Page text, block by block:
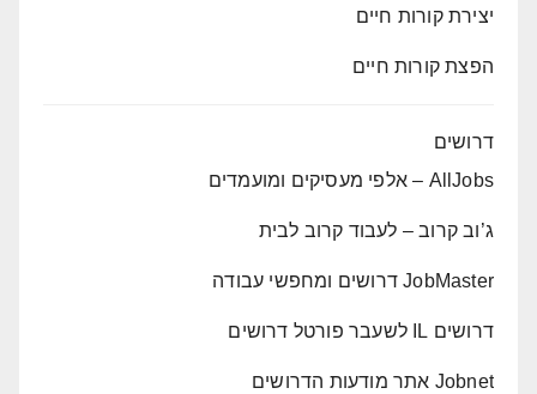
יצירת קורות חיים
הפצת קורות חיים
דרושים
AllJobs – אלפי מעסיקים ומועמדים
ג’וב קרוב – לעבוד קרוב לבית
JobMaster דרושים ומחפשי עבודה
דרושים IL לשעבר פורטל דרושים
Jobnet אתר מודעות הדרושים